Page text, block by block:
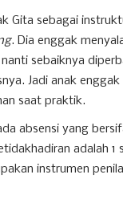
Gita sebagai
. Dia enggak
sebaiknya
Jadi anak
saat praktik.
absensi yang
adalah 1
instrumen